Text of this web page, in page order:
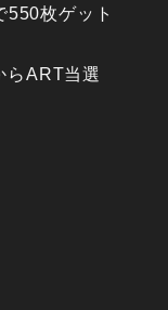
枚ゲット
らART当選